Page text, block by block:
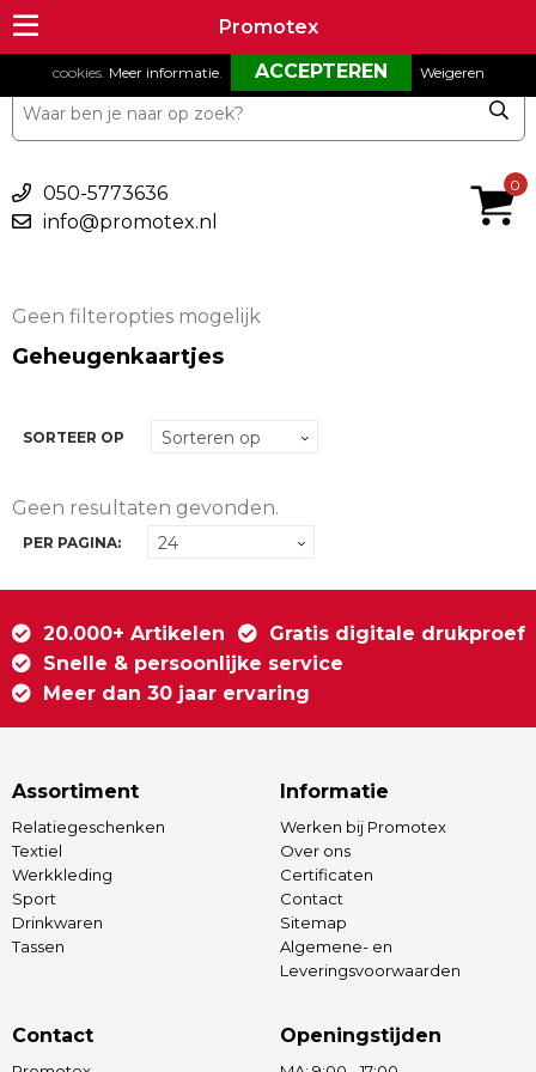
Promotex
Promotex
050-5773636
info@promotex.nl
0
€ 0,00
Geen filteropties mogelijk
Geheugenkaartjes
SORTEER OP
Geen resultaten gevonden.
PER PAGINA:
20.000+ Artikelen
Gratis digitale drukproef
Snelle & persoonlijke service
Meer dan 30 jaar ervaring
Assortiment
Relatiegeschenken
Textiel
Werkkleding
Sport
Drinkwaren
Tassen
Informatie
Werken bij Promotex
Over ons
Certificaten
Contact
Sitemap
Algemene- en
Leveringsvoorwaarden
Contact Openingstijden
Om onze website goed te laten functioneren maken wij gebruik van
cookies. Meer informatie. Weigeren